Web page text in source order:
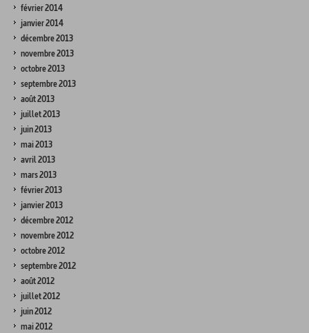
février 2014
janvier 2014
décembre 2013
novembre 2013
octobre 2013
septembre 2013
août 2013
juillet 2013
juin 2013
mai 2013
avril 2013
mars 2013
février 2013
janvier 2013
décembre 2012
novembre 2012
octobre 2012
septembre 2012
août 2012
juillet 2012
juin 2012
mai 2012